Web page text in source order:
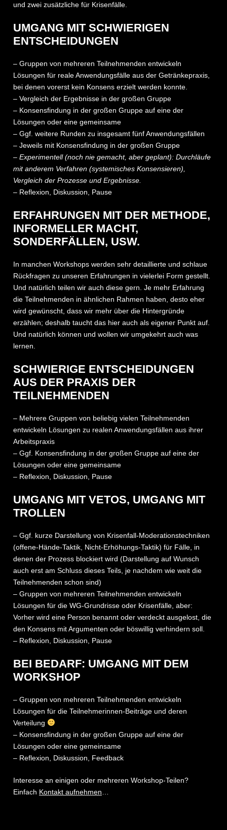
und zwei zusätzliche für Krisenfälle.
UMGANG MIT SCHWIERIGEN
ENTSCHEIDUNGEN
– Gruppen von mehreren Teilnehmenden entwickeln
Lösungen für reale Anwendungsfälle aus der Getränkepraxis,
bei denen vorerst kein Konsens erzielt werden konnte.
– Vergleich der Ergebnisse in der großen Gruppe
– Konsensfindung in der großen Gruppe auf eine der
Lösungen oder eine gemeinsame
– Ggf. weitere Runden zu insgesamt fünf Anwendungsfällen
– Jeweils mit Konsensfindung in der großen Gruppe
– Experimentell (noch nie gemacht, aber geplant): Durchläufe
mit anderem Verfahren (systemisches Konsensieren),
Vergleich der Prozesse und Ergebnisse.
– Reflexion, Diskussion, Pause
ERFAHRUNGEN MIT DER METHODE,
INFORMELLER MACHT,
SONDERFÄLLEN, USW.
In manchen Workshops werden sehr detaillierte und schlaue
Rückfragen zu unseren Erfahrungen in vielerlei Form gestellt.
Und natürlich teilen wir auch diese gern. Je mehr Erfahrung
die Teilnehmenden in ähnlichen Rahmen haben, desto eher
wird gewünscht, dass wir mehr über die Hintergründe
erzählen; deshalb taucht das hier auch als eigener Punkt auf.
Und natürlich können und wollen wir umgekehrt auch was
lernen.
SCHWIERIGE ENTSCHEIDUNGEN
AUS DER PRAXIS DER
TEILNEHMENDEN
– Mehrere Gruppen von beliebig vielen Teilnehmenden
entwickeln Lösungen zu realen Anwendungsfällen aus ihrer
Arbeitspraxis
– Ggf. Konsensfindung in der großen Gruppe auf eine der
Lösungen oder eine gemeinsame
– Reflexion, Diskussion, Pause
UMGANG MIT VETOS, UMGANG MIT
TROLLEN
– Ggf. kurze Darstellung von Krisenfall-Moderationstechniken
(offene-Hände-Taktik, Nicht-Erhöhungs-Taktik) für Fälle, in
denen der Prozess blockiert wird (Darstellung auf Wunsch
auch erst am Schluss dieses Teils, je nachdem wie weit die
Teilnehmenden schon sind)
– Gruppen von mehreren Teilnehmenden entwickeln
Lösungen für die WG-Grundrisse oder Krisenfälle, aber:
Vorher wird eine Person benannt oder verdeckt ausgelost, die
den Konsens mit Argumenten oder böswillig verhindern soll.
– Reflexion, Diskussion, Pause
BEI BEDARF: UMGANG MIT DEM
WORKSHOP
– Gruppen von mehreren Teilnehmenden entwickeln
Lösungen für die Teilnehmerinnen-Beiträge und deren
Verteilung
– Konsensfindung in der großen Gruppe auf eine der
Lösungen oder eine gemeinsame
– Reflexion, Diskussion, Feedback
Interesse an einigen oder mehreren Workshop-Teilen?
Einfach Kontakt aufnehmen